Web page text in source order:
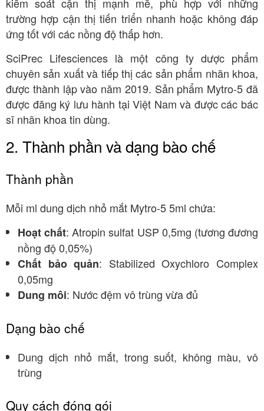
kiểm soát cận thị mạnh mẽ, phù hợp với những
trường hợp cận thị tiến triển nhanh hoặc không đáp
ứng tốt với các nồng độ thấp hơn.
SciPrec Lifesciences là một công ty dược phẩm
chuyên sản xuất và tiếp thị các sản phẩm nhãn khoa,
được thành lập vào năm 2019. Sản phẩm Mytro-5 đã
được đăng ký lưu hành tại Việt Nam và được các bác
sĩ nhãn khoa tin dùng.
2. Thành phần và dạng bào chế
Thành phần
Mỗi ml dung dịch nhỏ mắt Mytro-5 5ml chứa:
Hoạt chất: Atropin sulfat USP 0,5mg (tương đương
nồng độ 0,05%)
Chất bảo quản: Stabilized Oxychloro Complex
0,05mg
Dung môi: Nước đệm vô trùng vừa đủ
Dạng bào chế
Dung dịch nhỏ mắt, trong suốt, không màu, vô
trùng
Quy cách đóng gói